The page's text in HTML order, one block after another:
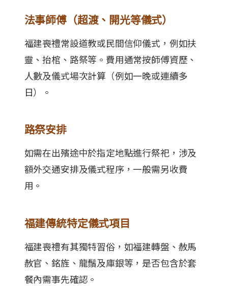
法事師傅（超渡、開光等儀式）
福建喪禮常設道教或民間信仰儀式，例如扶
靈、抬棺、路祭等。費用通常按師傅資歷、
人數及儀式場次計算（例如一晚或連續多
日）。
路祭安排
如需在出殯途中於指定地點進行祭祀，涉及
額外交通安排及儀式程序，一般需另收費
用。
福建傳統特定儀式項目
福建喪禮有其獨特習俗，如福建轉盤、赦馬
赦官、銘旌、龍鬚及庫銀等，是否包含於套
餐內需事先確認。